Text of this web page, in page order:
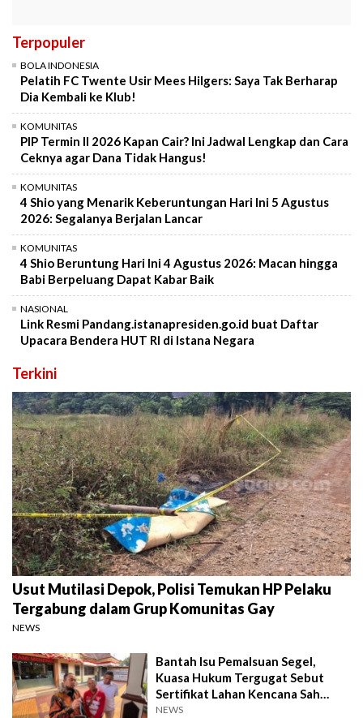
Terpopuler
BOLA INDONESIA
Pelatih FC Twente Usir Mees Hilgers: Saya Tak Berharap
Dia Kembali ke Klub!
KOMUNITAS
PIP Termin II 2026 Kapan Cair? Ini Jadwal Lengkap dan Cara
Ceknya agar Dana Tidak Hangus!
KOMUNITAS
4 Shio yang Menarik Keberuntungan Hari Ini 5 Agustus
2026: Segalanya Berjalan Lancar
KOMUNITAS
4 Shio Beruntung Hari Ini 4 Agustus 2026: Macan hingga
Babi Berpeluang Dapat Kabar Baik
NASIONAL
Link Resmi Pandang.istanapresiden.go.id buat Daftar
Upacara Bendera HUT RI di Istana Negara
Terkini
Usut Mutilasi Depok, Polisi Temukan HP Pelaku
Tergabung dalam Grup Komunitas Gay
NEWS
Bantah Isu Pemalsuan Segel,
Kuasa Hukum Tergugat Sebut
Sertifikat Lahan Kencana Sah
Lewat PTSL
NEWS